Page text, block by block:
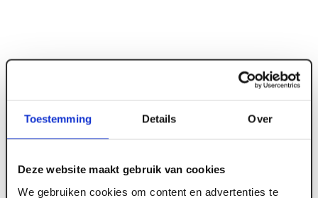
Toestemming Details Over
Deze website maakt gebruik van cookies
We gebruiken cookies om content en advertenties te
Tec7 X-Seal Wit - patroon 310ML